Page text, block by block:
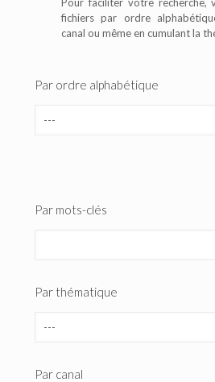
fichiers par ordre
canal ou même en cumulant la
Par ordre alphabétique
Par mots-clés
Par thématique
Par canal